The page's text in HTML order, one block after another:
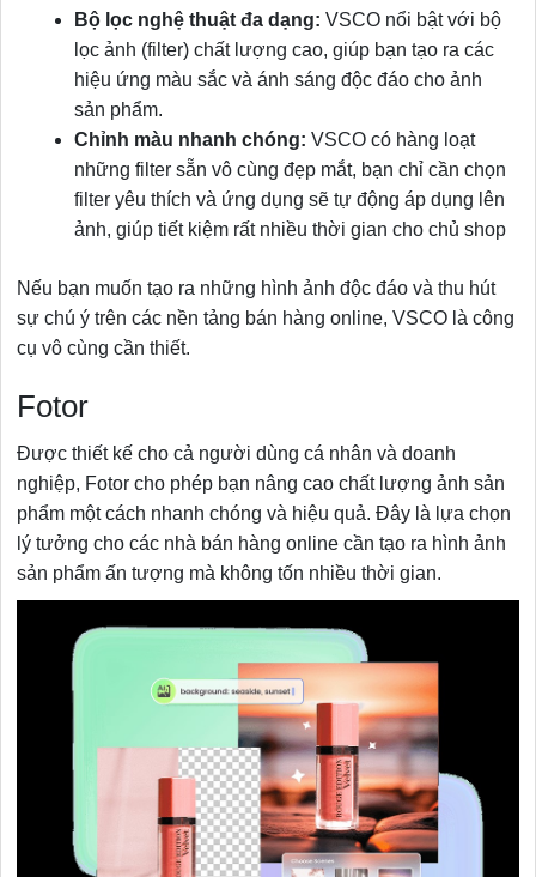
Bộ lọc nghệ thuật đa dạng: VSCO nổi bật với bộ
lọc ảnh (filter) chất lượng cao, giúp bạn tạo ra các
hiệu ứng màu sắc và ánh sáng độc đáo cho ảnh
sản phẩm.
Chỉnh màu nhanh chóng:VSCO có hàng loạt
những filter sẵn vô cùng đẹp mắt, bạn chỉ cần chọn
filter yêu thích và ứng dụng sẽ tự động áp dụng lên
ảnh, giúp tiết kiệm rất nhiều thời gian cho chủ shop
Nếu bạn muốn tạo ra những hình ảnh độc đáo và thu hút
sự chú ý trên các nền tảng bán hàng online, VSCO là công
cụ vô cùng cần thiết.
Fotor
Được thiết kế cho cả người dùng cá nhân và doanh
nghiệp, Fotor cho phép bạn nâng cao chất lượng ảnh sản
phẩm một cách nhanh chóng và hiệu quả. Đây là lựa chọn
lý tưởng cho các nhà bán hàng online cần tạo ra hình ảnh
sản phẩm ấn tượng mà không tốn nhiều thời gian.